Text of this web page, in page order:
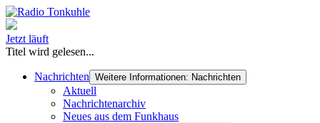
Jetzt läuft
Titel wird gelesen...
Nachrichten Weitere Informationen: Nachrichten
Aktuell
Nachrichtenarchiv
Neues aus dem Funkhaus